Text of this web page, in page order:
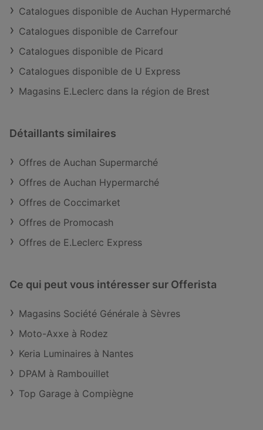
Catalogues disponible de Auchan Hypermarché
Catalogues disponible de Carrefour
Catalogues disponible de Picard
Catalogues disponible de U Express
Magasins E.Leclerc dans la région de Brest
Détaillants similaires
Offres de Auchan Supermarché
Offres de Auchan Hypermarché
Offres de Coccimarket
Offres de Promocash
Offres de E.Leclerc Express
Ce qui peut vous intéresser sur Offerista
Magasins Société Générale à Sèvres
Moto-Axxe à Rodez
Keria Luminaires à Nantes
DPAM à Rambouillet
Top Garage à Compiègne